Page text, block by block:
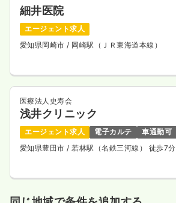
細井医院
エージェント求人
愛知県岡崎市 / 岡崎駅（ＪＲ東海道本線）
医療法人史寿会
浅井クリニック
エージェント求人 電子カルテ
車通勤可
愛知県豊田市 / 若林駅（名鉄三河線） 徒歩7分